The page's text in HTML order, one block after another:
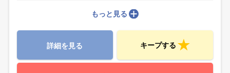
もっと見る
詳細を見る キープする